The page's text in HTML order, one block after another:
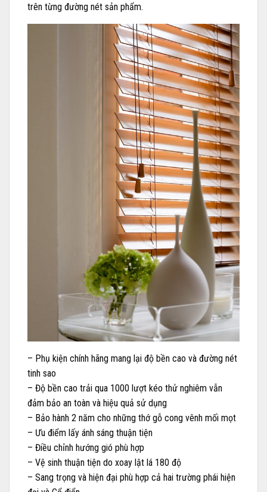
trên từng đường nét sản phẩm.
– Phụ kiện chính hãng mang lại độ bền cao và đường nét
tinh sao
– Độ bền cao trải qua 1000 lượt kéo thử nghiêm vẫn
đảm bảo an toàn và hiệu quả sử dụng
– Bảo hành 2 năm cho những thớ gỗ cong vênh mối mọt
– Ưu điểm lấy ánh sáng thuận tiện
– Điều chỉnh hướng gió phù hợp
– Vệ sinh thuận tiện do xoay lật lá 180 độ
– Sang trọng và hiện đại phù hợp cả hai trường phái hiện